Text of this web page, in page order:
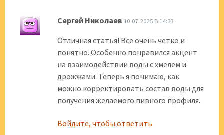
Сергей Николаев 10.07.2025 В 14:33
Отличная статья! Все очень четко и
понятно. Особенно понравился акцент
на взаимодействии воды с хмелем и
дрожжами. Теперь я понимаю, как
можно корректировать состав воды для
получения желаемого пивного профиля.
Войдите, чтобы ответить